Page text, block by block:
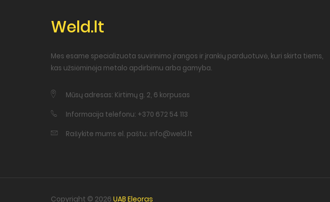
Weld.lt
Mes esame specializuota suvirinimo įrangos ir įrankių parduotuvė, kuri skirta tiems,
kas užsiėminėja metalo apdirbimu arba gamyba.
Mūsų adresas: Kirtimų g. 2, 6 korpusas
Informacija telefonu: +370 672 54 113
Rašykite mums el. paštu: info@weld.lt
Copyright © 2026 UAB Eleoras